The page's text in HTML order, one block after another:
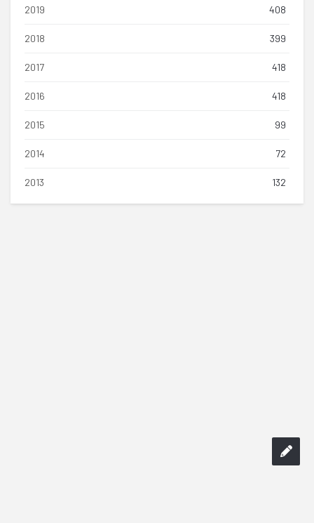
2019 408
2018 399
2017 418
2016 418
2015 99
2014 72
2013 132